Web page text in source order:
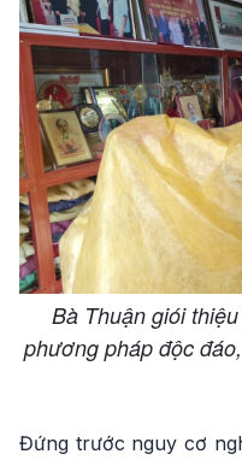
Bà Thuận giói
phương pháp độc
Đứng trước nguy cơ